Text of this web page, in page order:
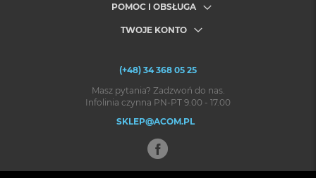
POMOC I OBSŁUGA
TWOJE KONTO
(+48) 34 368 05 25
Masz pytania? Zadzwoń do nas.
Infolinia czynna PN-PT 9.00 - 17.00
SKLEP@ACOM.PL